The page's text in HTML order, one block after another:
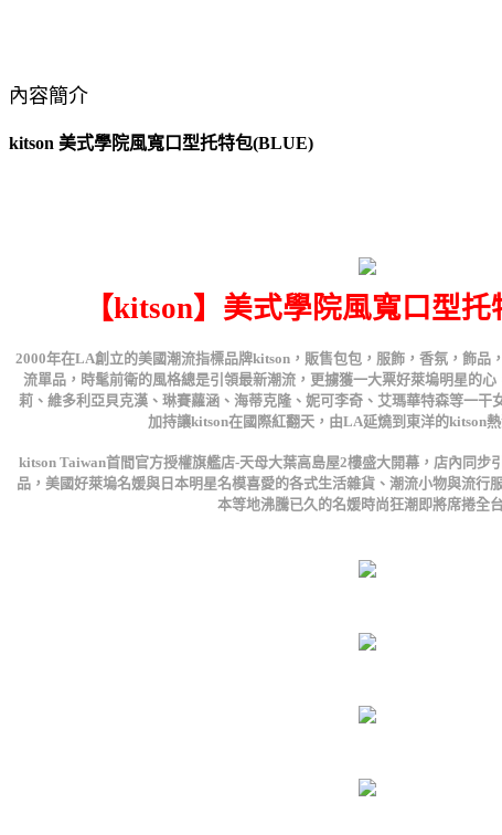
內容簡介
kitson 美式學院風寬口型托特包(BLUE)
【kitson】美式學院風寬口型
2000年在LA創立的美國潮流指標品牌kitson，販售包包，服飾，香氛，飾品
流單品，時髦前衛的風格總是引領最新潮流，更擄獲一大票好萊塢明星的
莉、維多利亞貝克漢、琳賽蘿涵、海蒂克隆、妮可李奇、艾瑪華特森等一干
加持讓kitson在國際紅翻天，由LA延燒到東洋的kitson熱
kitson Taiwan首間官方授權旗艦店-天母大葉高島屋2樓盛大開幕，店內同步
品，美國好萊塢名媛與日本明星名模喜愛的各式生活雜貨、潮流小物與流行
本等地沸騰已久的名媛時尚狂潮即將席捲全台